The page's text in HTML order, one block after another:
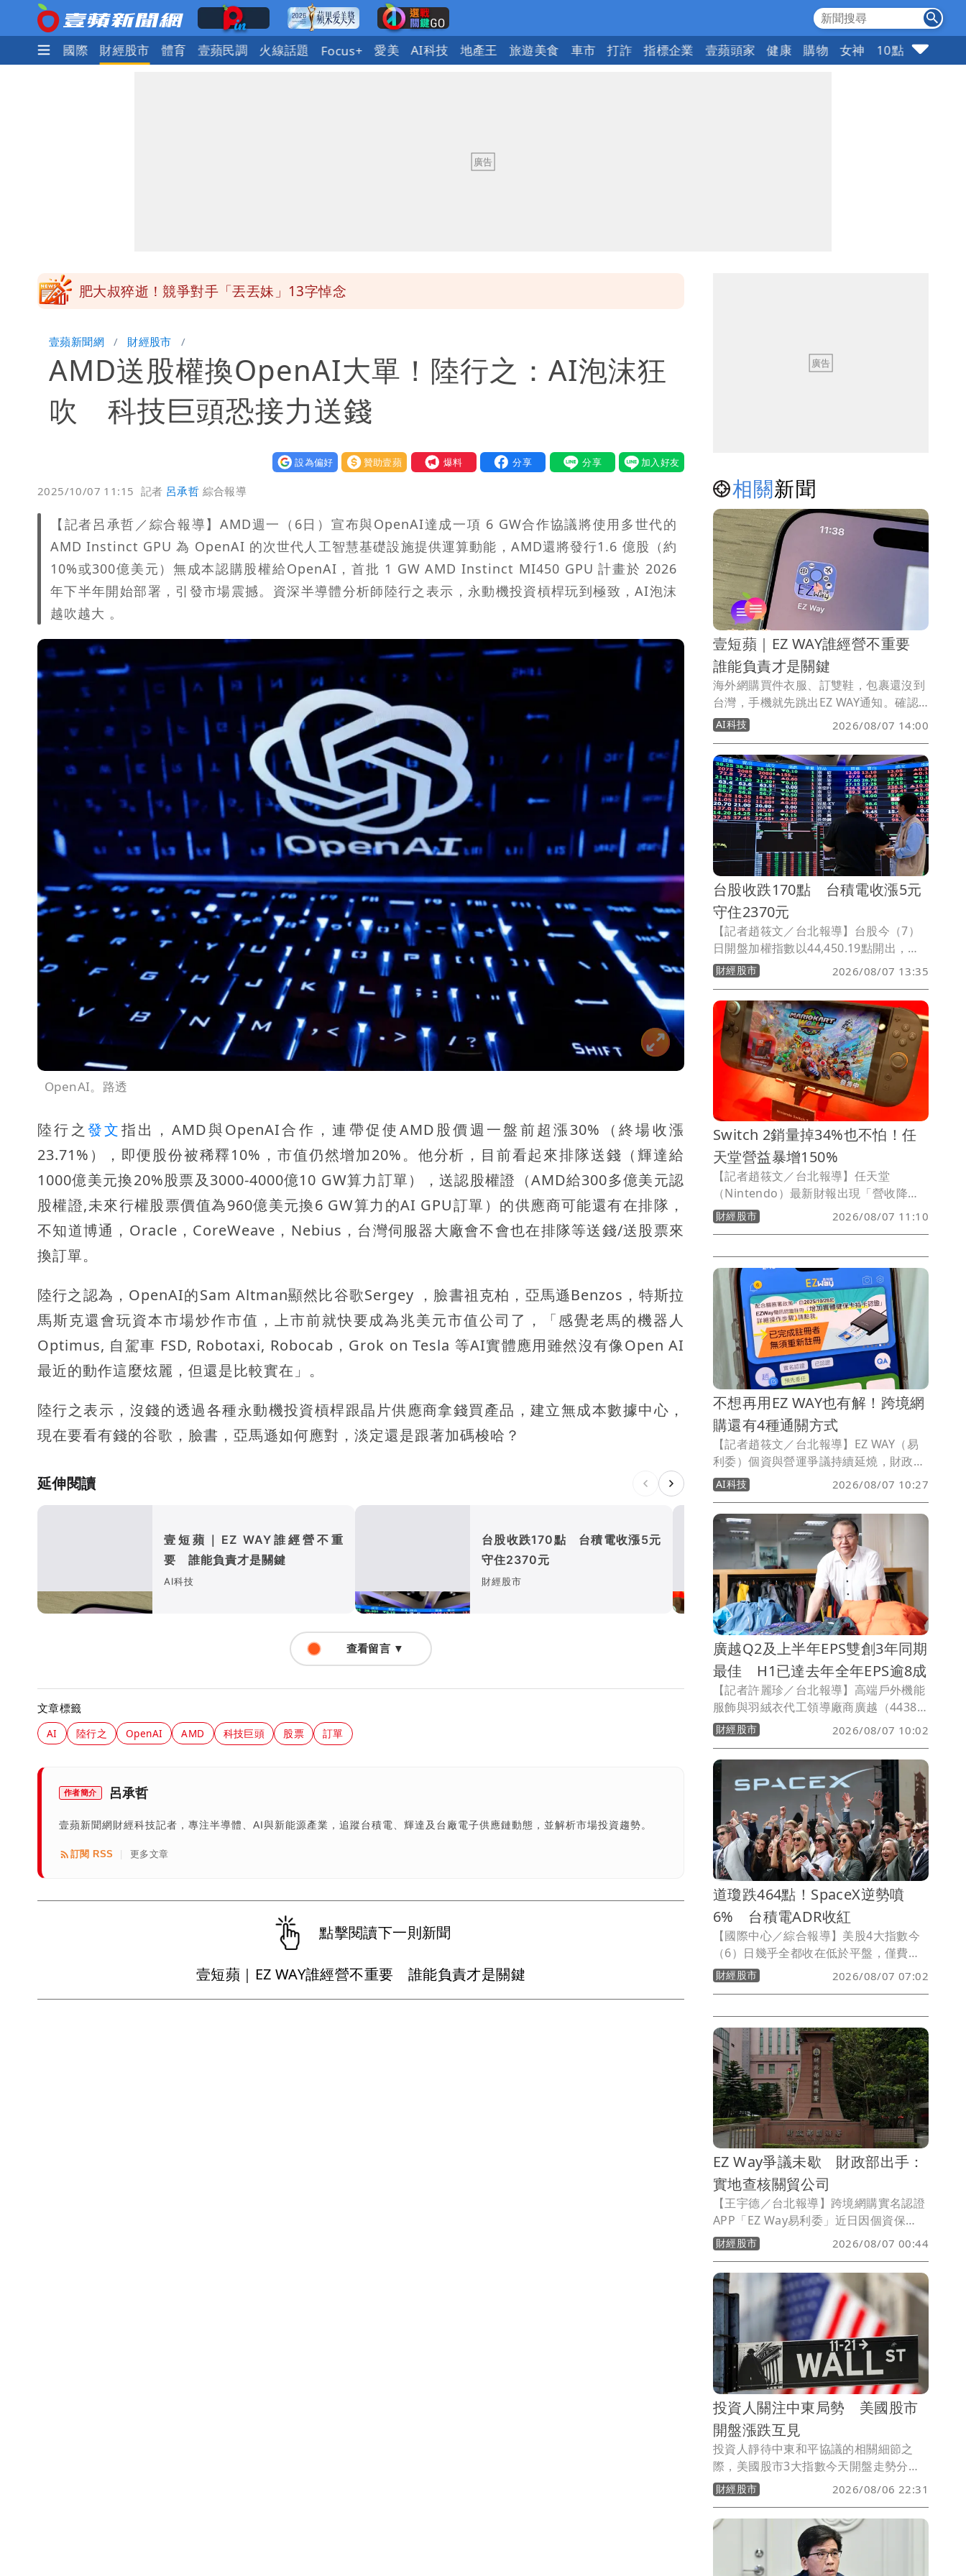
社會 國際 財經股市 體育 壹蘋民調 火線話題 Focus+ 愛美 AI科技 地產王 旅遊美食 車市 打詐 指標企業 壹蘋頭家 健康 購物 女神 10點強打
肥大叔猝逝！競爭對手「丟丟妹」13字悼念
「民間買到1500萬劑BNT補疫苗缺口」 徐巧芯：民進黨當年刻意阻擋
批綠藉慈濟遭詐「洗記憶」 張彤：疫苗荒3+11台灣人沒有失憶
「小英男孩」涉貪洗錢起訴8個月首出庭 他翻供不認貪污、洗錢
白海豚進逼！明日降雨熱區曝 今現37度焚風
壹蘋新聞網 財經股市
AMD送股權換OpenAI大單！陸行之：AI泡沫狂
吹 科技巨頭恐接力送錢
設為偏好 贊助壹蘋 我要爆料
2025/10/07 11:15 記者 呂承哲 綜合報導
【記者呂承哲／綜合報導】AMD週一（6日）宣布與OpenAI達成一項 6 GW合作協議將使用多世代的
AMD Instinct GPU 為 OpenAI 的次世代人工智慧基礎設施提供運算動能，AMD還將發行1.6 億股（約
10%或300億美元）無成本認購股權給OpenAI，首批 1 GW AMD Instinct MI450 GPU 計畫於 2026
年下半年開始部署，引發市場震撼。資深半導體分析師陸行之表示，永動機投資槓桿玩到極致，AI泡沫
越吹越大 。
OpenAI。路透
陸行之 發文指出，AMD與OpenAI合作，連帶促使AMD股價週一盤前超漲30%（終場收漲
23.71%），即便股份被稀釋10%，市值仍然增加20%。他分析，目前看起來排隊送錢（輝達給
1000億美元換20%股票及3000-4000億10 GW算力訂單），送認股權證（AMD給300多億美元認
股權證,未來行權股票價值為960億美元換6 GW算力的AI GPU訂單）的供應商可能還有在排隊，
不知道博通，Oracle，CoreWeave，Nebius，台灣伺服器大廠會不會也在排隊等送錢/送股票來
換訂單。
陸行之認為，OpenAI的Sam Altman顯然比谷歌Sergey ，臉書祖克柏，亞馬遜Benzos，特斯拉
馬斯克還會玩資本市場炒作市值，上市前就快要成為兆美元市值公司了，「感覺老馬的機器人
Optimus, 自駕車 FSD, Robotaxi, Robocab，Grok on Tesla 等AI實體應用雖然沒有像Open AI
最近的動作這麼炫麗，但還是比較實在」。
陸行之表示，沒錢的透過各種永動機投資槓桿跟晶片供應商拿錢買產品，建立無成本數據中心，
現在要看有錢的谷歌，臉書，亞馬遜如何應對，淡定還是跟著加碼梭哈？
延伸閱讀
壹短蘋｜EZ WAY誰經營不重
要 誰能負責才是關鍵
AI科技
台股收跌170點 台積電收漲5元
守住2370元
財經股市
Switch 2銷量掉34%也不怕
天堂營益暴增150%
財經股市
查看留言 ▼
文章標籤
AI 陸行之 OpenAI AMD 科技巨頭 股票 訂單
作者簡介 呂承哲
壹蘋新聞網財經科技記者，專注半導體、AI與新能源產業，追蹤台積電、輝達及台廠電子供應鏈動態，並解析市場投資趨勢。
訂閱 RSS 更多文章
點擊閱讀下一則新聞
壹短蘋｜EZ WAY誰經營不重要 誰能負責才是關鍵
相關新聞
壹短蘋｜EZ WAY誰經營不重要
誰能負責才是關鍵
海外網購買件衣服、訂雙鞋，包裹還沒到
台灣，手機就先跳出EZ WAY通知。確認
貨物名稱、申報金額，再按下「申報相
符」，對許多網購族來說早已習以為常。
但直到近期爭議浮上檯面，不少人才注意
到，EZ WAY並不是由財政部關務署開發
及營運。
AI科技 2026/08/07 14:00
台股收跌170點 台積電收漲5元
守住2370元
【記者趙筱文／台北報導】台股今（7）
日開盤加權指數以44,450.19點開出，上
漲53.49點，隨後買盤進場，指數一度衝
上44,801.27點，大漲404.57點，早盤延
續反彈走勢。
財經股市 2026/08/07 13:35
Switch 2銷量掉34%也不怕！任
天堂營益暴增150%
【記者趙筱文／台北報導】任天堂
（Nintendo）最新財報出現「營收降、
獲利暴增」的強烈反差。任天堂公布截至
2026年6月底的2027財年第一季（4月至
減9.5%；但營業利益卻大增150.5%至
1425億日圓，約為去年同期的2.5倍，營
業利益率也由9.9%一口氣升至27.5%。背
後除了遊戲軟體銷售占比提高，美國關稅
退費更成為本季獲利大幅成長的重要推
手。
財經股市 2026/08/07 11:10
不想再用EZ WAY也有解！跨境網
購還有4種通關方式
【記者趙筱文／台北報導】EZ WAY（易
利委）個資與營運爭議持續延燒，財政部
關務署最新表示，已要求營運EZ WAY的
關貿網路公司具體說明通關資料及個人資
料保護措施，後續也將進行實地查核；針
對外界提出應由官方正式委託經營，以及
訂定統一收費基準等建議，關務署則將在
3個月內提出檢討報告。
AI科技 2026/08/07 10:27
廣越Q2及上半年EPS雙創3年同期
最佳 H1已達去年全年EPS逾8成
【記者許麗珍／台北報導】高端戶外機能
服飾與羽絨衣代工領導廠商廣越（4438）
2026年第二季EPS達2.55元，上半年EPS
2.51元，第二季及上半年EPS雙創2023年
以來同期最佳。廣越董事長吳朝筆表示，
隨下半年進入傳統生產與出貨旺季，今年
全年EPS力拚回到2023年水準，目標維持
約70%現金股利配發率。
財經股市 2026/08/07 10:02
道瓊跌464點！SpaceX逆勢噴
6% 台積電ADR收紅
【國際中心／綜合報導】美股4大指數今
（6）日幾乎全都收在低於平盤，僅費半
小紅，昨天創新高的道瓊今天下跌464
點，台積電ADR逆勢小漲，閉鎖期解禁的
財經股市 2026/08/07 07:02
EZ Way爭議未歇 財政部出手：
實地查核關貿公司
【王宇德／台北報導】跨境網購實名認證
APP「EZ Way易利委」近日因個資保
護、營運模式及收費機制引發爭議。財政
部關務署表示，關貿網路公司依法可自行
建置EZ Way提供線上委任服務，無須海
關授權或簽訂營運契約。不過，針對外界
關切的個資安全，關務署將要求關貿公司
提出個資保護措施，並辦理實地查核；至
於官方委託經營及統一收費等建議，也將
於3個月內完成檢討報告。
財經股市 2026/08/07 00:44
投資人關注中東局勢 美國股市
開盤漲跌互見
投資人靜待中東和平協議的相關細節之
際，美國股市3大指數今天開盤走勢分
歧，但漲跌幅度都不大。
財經股市 2026/08/06 22:31